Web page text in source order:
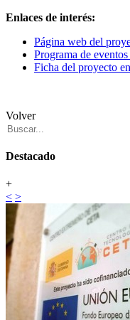
Enlaces de interés:
Página web del
Programa de
Ficha del proyecto
Volver
Destacado
+
< >